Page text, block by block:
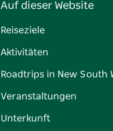
Auf dieser Website
Reiseziele
Aktivitäten
Roadtrips in New South
Veranstaltungen
Unterkunft